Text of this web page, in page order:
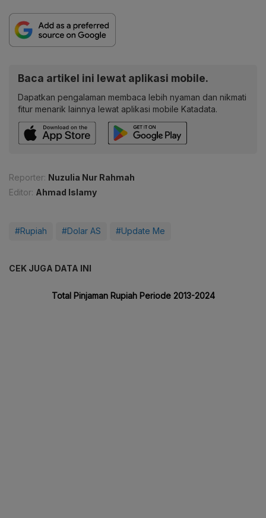
Baca artikel ini lewat aplikasi mobile.
Dapatkan pengalaman membaca lebih nyaman dan nikmati
fitur menarik lainnya lewat aplikasi mobile Katadata.
Reporter: Nuzulia Nur Rahmah
Editor: Ahmad Islamy
#Rupiah #Dolar AS #Update Me
CEK JUGA DATA INI